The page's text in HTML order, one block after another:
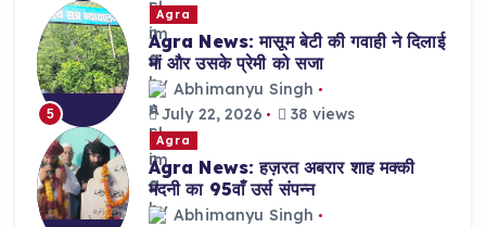
5
Agra
Agra News: मासूम बेटी की गवाही ने दिलाई
मां और उसके प्रेमी को सजा
Abhimanyu Singh
July 22, 2026
38 views
Agra
Agra News: हज़रत अबरार शाह मक्की
मदनी का 95वाँ उर्स संपन्न
Abhimanyu Singh